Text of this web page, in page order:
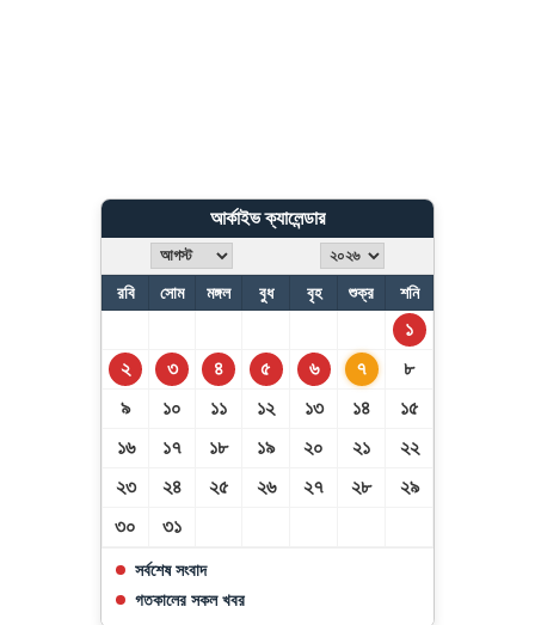
বাংলাদেশ
জেনে নিন আপনার আজকের রাশিফল
জেনে নিন শুক্রবারের নামাজের সময়সূচি
আর্কাইভ ক্যালেন্ডার
রবি সোম মঙ্গল বুধ বৃহ শুক্র শনি
১
২
৩ ৪ ৫ ৬ ৭
৮
৯
১০ ১১ ১২ ১৩ ১৪
১৫
১৬
১৭ ১৮ ১৯ ২০ ২১
২২
২৩
২৪ ২৫ ২৬ ২৭ ২৮
২৯
৩০
৩১
সর্বশেষ সংবাদ
গতকালের সকল খবর